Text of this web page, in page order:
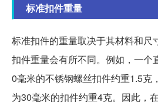
标准扣件重量
标准扣件的重量取决于其材料和尺
扣件重量会有所不同。例如，一个
0毫米的不锈钢螺丝扣件约重1.5克
为30毫米的扣件约重4克。因此，